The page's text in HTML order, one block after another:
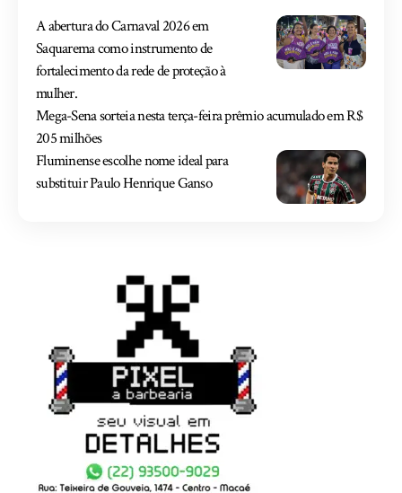
A abertura do Carnaval 2026 em
Saquarema como instrumento de
fortalecimento da rede de proteção à
mulher.
Mega-Sena sorteia nesta terça-feira prêmio acumulado em R$
205 milhões
Fluminense escolhe nome ideal para
substituir Paulo Henrique Ganso